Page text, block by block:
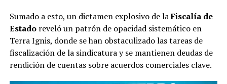
Sumado a esto, un dictamen explosivo de laFiscalía de
Estadoreveló un patrón de opacidad sistemático en
Terra Ignis, donde se han obstaculizado las tareas de
fiscalización de la sindicatura y se mantienen deudas de
rendición de cuentas sobre acuerdos comerciales clave.